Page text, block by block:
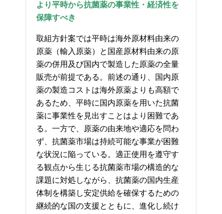
より平時から抗菌薬の事業性・経済性を
保障すべき
取組方針案では平時は海外原材料由来の
原薬（輸入原薬）と国産原材料由来の原
薬の併用及び国内で製造した原薬の全量
販売が前提である。前述の通り、国内原
薬の製造コストは海外原薬よりも高額で
あるため、平時に国内原薬を用いた抗菌
薬に事業性を見出すことはより困難であ
る。一方で、原薬の由来地や適応を問わ
ず、抗菌薬市場は持続可能な事業が困難
な状況に陥っている。適正使用を遵守す
る観点から生じる抗菌薬市場の構造的な
課題に対処しながら、抗菌薬の国内生産
体制を構築し安定供給を確保するための
継続的な国の支援とともに、進化し続け